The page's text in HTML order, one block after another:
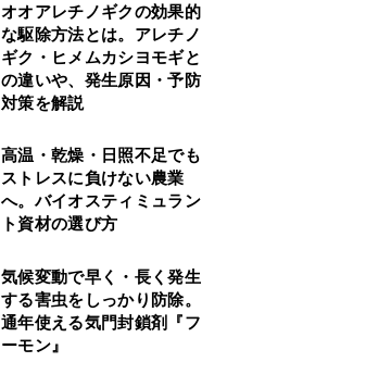
オオアレチノギクの効果的
な駆除方法とは。アレチノ
ギク・ヒメムカシヨモギと
の違いや、発生原因・予防
対策を解説
高温・乾燥・日照不足でも
ストレスに負けない農業
へ。バイオスティミュラン
ト資材の選び方
気候変動で早く・長く発生
する害虫をしっかり防除。
通年使える気門封鎖剤『フ
ーモン』